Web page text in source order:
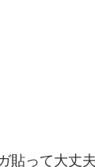
貼って大丈